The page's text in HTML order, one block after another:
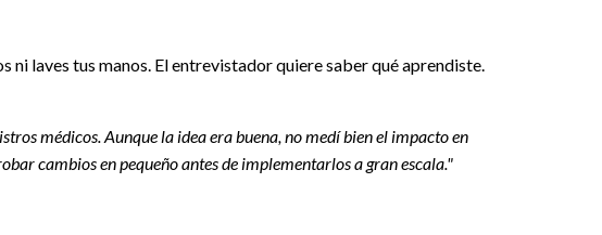
laves tus manos. El entrevistador quiere saber qué aprendiste.
médicos. Aunque la idea era buena, no medí bien el impacto en
cambios en pequeño antes de implementarlos a gran escala."